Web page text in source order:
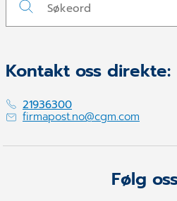
Kontakt oss direkte:
21936300
firmapost.no@cgm.com
Følg